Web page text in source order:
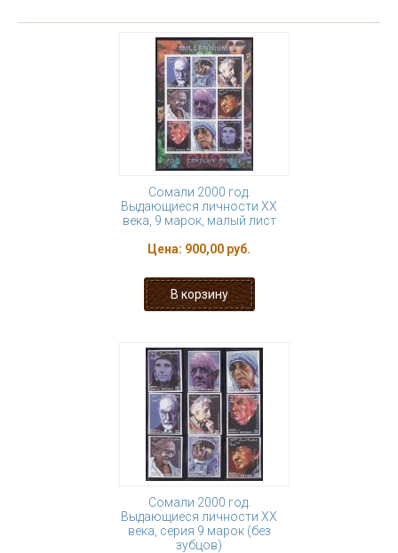
Сомали 2000 год.
Выдающиеся личности ХХ
века, 9 марок, малый лист
Цена: 900,00 руб.
Сомали 2000 год.
Выдающиеся личности ХХ
века, серия 9 марок (без
зубцов)